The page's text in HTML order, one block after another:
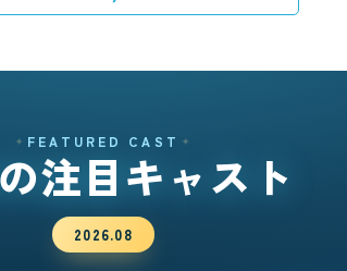
FEATURED CAST
注目キャスト
2026.08朝霧 藍
ASAGIRI AI